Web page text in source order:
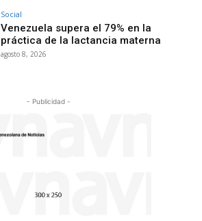
Social
Venezuela supera el 79% en la
práctica de la lactancia materna
agosto 8, 2026
- Publicidad -